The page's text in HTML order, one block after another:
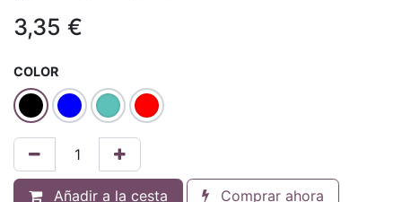
3,35 €
COLOR
Añadir a la cesta Comprar ahora